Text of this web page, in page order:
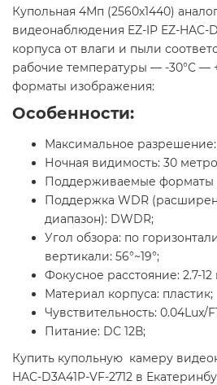
Купольная 4Мп (2560х1440)
видеонаблюдения EZ-IP EZ-HAC-
корпуса от влаги и пыли
рабочие температуры — -30°С —
форматы изображения:
Особенности:
Максимальное разрешение:
Ночная видимость: 30
Поддерживаемые форматы
Поддержка WDR
диапазон): DWDR;
Угол обзора: по
вертикали: 56°~19°;
Фокусное расстояние: 2.7-
Материал корпуса: пластик;
Чувствительность: 0.04Lux/
Питание: DC 12В;
Купить купольную камеру
HAC-D3A41P-VF-2712 в